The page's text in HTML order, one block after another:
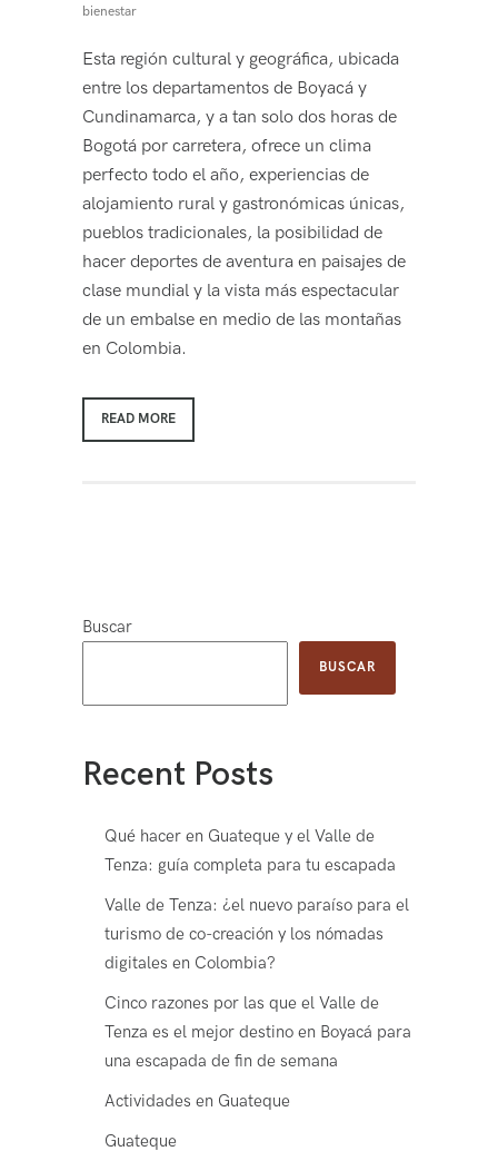
bienestar
Esta región cultural y geográfica, ubicada
entre los departamentos de Boyacá y
Cundinamarca, y a tan solo dos horas de
Bogotá por carretera, ofrece un clima
perfecto todo el año, experiencias de
alojamiento rural y gastronómicas únicas,
pueblos tradicionales, la posibilidad de
hacer deportes de aventura en paisajes de
clase mundial y la vista más espectacular
de un embalse en medio de las montañas
en Colombia.
READ MORE
Buscar
BUSCAR
Recent Posts
Qué hacer en Guateque y el Valle de
Tenza: guía completa para tu escapada
Valle de Tenza: ¿el nuevo paraíso para el
turismo de co-creación y los nómadas
digitales en Colombia?
Cinco razones por las que el Valle de
Tenza es el mejor destino en Boyacá para
una escapada de fin de semana
Actividades en Guateque
Guateque